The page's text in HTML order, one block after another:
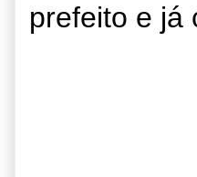
prefeito e já